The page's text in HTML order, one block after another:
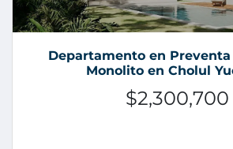
Departamento en
Monolito en Cholul
$2,300,700